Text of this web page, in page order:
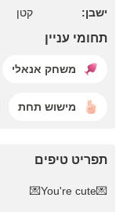
ישבן: קטן
תחומי עניין
משחק אנאלי
מישוש תחת
תפריט טיפים
💌You're cute💌